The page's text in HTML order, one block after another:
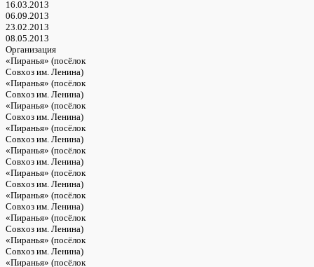
16.03.2013
06.09.2013
23.02.2013
08.05.2013
Организация
«Пиранья» (посёлок
Совхоз им. Ленина)
«Пиранья» (посёлок
Совхоз им. Ленина)
«Пиранья» (посёлок
Совхоз им. Ленина)
«Пиранья» (посёлок
Совхоз им. Ленина)
«Пиранья» (посёлок
Совхоз им. Ленина)
«Пиранья» (посёлок
Совхоз им. Ленина)
«Пиранья» (посёлок
Совхоз им. Ленина)
«Пиранья» (посёлок
Совхоз им. Ленина)
«Пиранья» (посёлок
Совхоз им. Ленина)
«Пиранья» (посёлок